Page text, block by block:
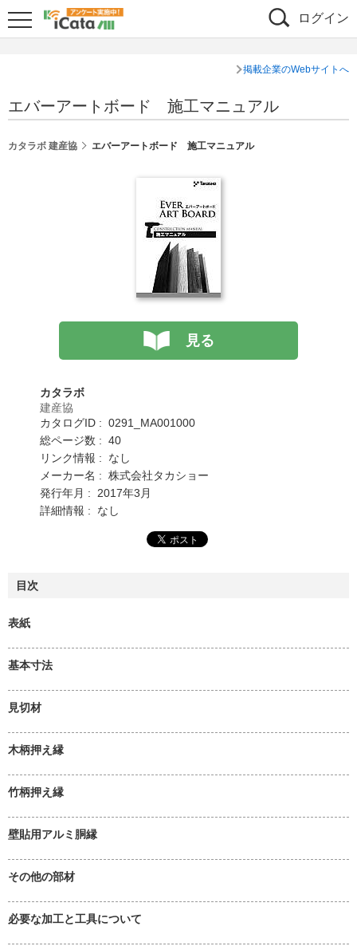
ログイン
掲載企業のWebサイトへ
エバーアートボード 施工マニュアル
カタラボ 建産協 エバーアートボード 施工マニュアル
見る
カタラボ
建産協
カタログID : 0291_MA001000
総ページ数 : 40
リンク情報 : なし
メーカー名 : 株式会社タカショー
発行年月 : 2017年3月
詳細情報 : なし
目次
表紙
基本寸法
見切材
木柄押え縁
竹柄押え縁
壁貼用アルミ胴縁
その他の部材
必要な加工と工具について